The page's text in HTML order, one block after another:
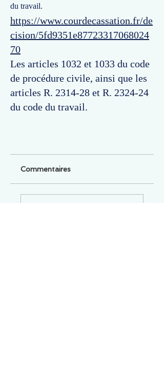
du travail.
https://www.courdecassation.fr/de
cision/5fd9351e87723317068024
70
Les articles 1032 et 1033 du code
de procédure civile, ainsi que les
articles R. 2314-28 et R. 2324-24
du code du travail.
Commentaires